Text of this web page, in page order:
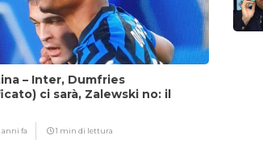
– Inter, Dumfries
ci sarà, Zalewski no: il
anni fa 1 min di lettura